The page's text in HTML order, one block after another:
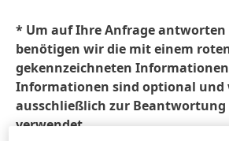
* Um auf Ihre Anfrage antworten
benötigen wir die mit einem
gekennzeichneten
Informationen sind optional und
ausschließlich zur
verwendet.